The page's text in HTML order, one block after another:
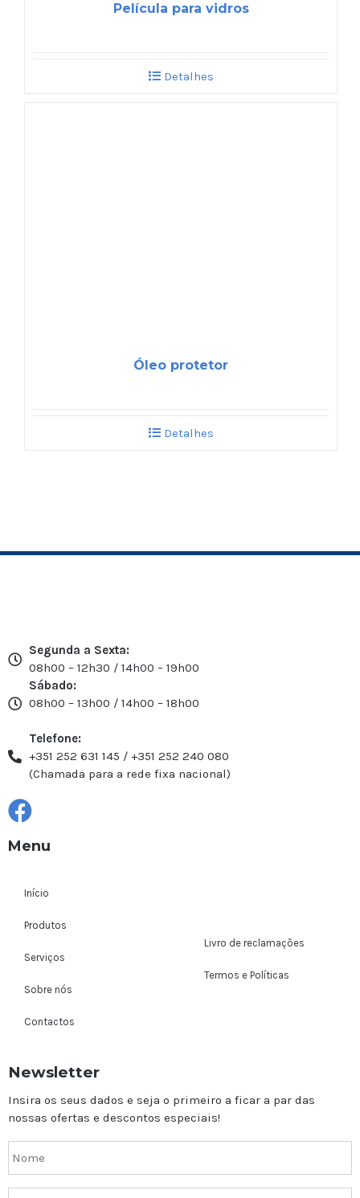
Película para vidros
Detalhes
Óleo protetor
Detalhes
Segunda a Sexta:
08h00 – 12h30 / 14h00 – 19h00
Sábado:
08h00 – 13h00 / 14h00 – 18h00
Telefone:
+351 252 631 145 / +351 252 240 080
(Chamada para a rede fixa nacional)
Menu
Início
Produtos
Serviços
Sobre nós
Contactos
Livro de reclamações
Termos e Políticas
Newsletter
Insira os seus dados e seja o primeiro a ficar a par das
nossas ofertas e descontos especiais!